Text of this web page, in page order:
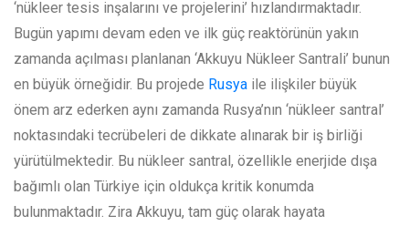
‘nükleer tesis inşalarını ve projelerini’ hızlandırmaktadır.
Bugün yapımı devam eden ve ilk güç reaktörünün yakın
zamanda açılması planlanan ‘Akkuyu Nükleer Santrali’ bunun
en büyük örneğidir. Bu projede Rusya ile ilişkiler büyük
önem arz ederken aynı zamanda Rusya’nın ‘nükleer santral’
noktasındaki tecrübeleri de dikkate alınarak bir iş birliği
yürütülmektedir. Bu nükleer santral, özellikle enerjide dışa
bağımlı olan Türkiye için oldukça kritik konumda
bulunmaktadır. Zira Akkuyu, tam güç olarak hayata